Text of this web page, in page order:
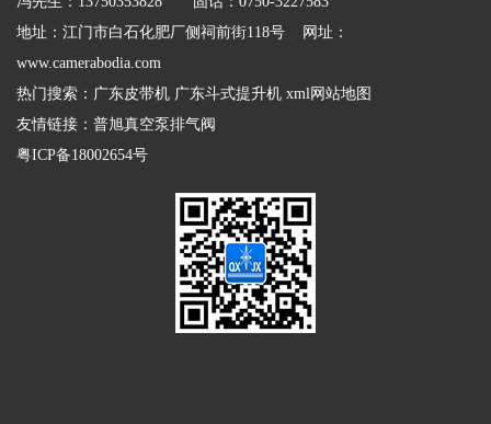
地址：江门市白石化肥厂侧祠前街118号 网址：
www.camerabodia.com
热门搜索： 广东皮带机 广东斗式提升机 xml网站地图
友情链接： 普旭真空泵排气阀
粤ICP备18002654号